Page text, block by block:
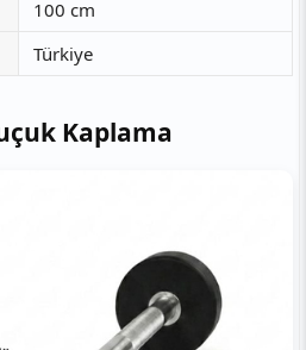
100 cm
Türkiye
Kaplama